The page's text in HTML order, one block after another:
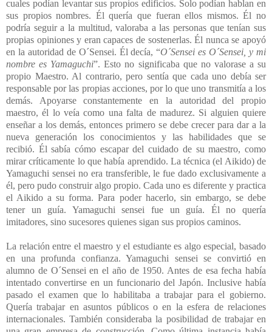
cuales podían levantar sus propios edificios. Solo podían hablan en
sus propios nombres. Él quería que fueran ellos mismos. Él no
podría seguir a la multitud, valoraba a las personas que tenían sus
propias opiniones y eran capaces de sostenerlas. Él nunca se apoyó
en la autoridad de O´Sensei. Él decía, “O´Sensei es O´Sensei, y mi
nombre es Yamaguchi”. Esto no significaba que no valorase a su
propio Maestro. Al contrario, pero sentía que cada uno debía ser
responsable por las propias acciones, por lo que uno transmitía a los
demás. Apoyarse constantemente en la autoridad del propio
maestro, él lo veía como una falta de madurez. Si alguien quiere
enseñar a los demás, entonces primero se debe crecer para dar a la
nueva generación los conocimientos y las habilidades que se
recibió. Él sabía cómo escapar del cuidado de su maestro, como
mirar críticamente lo que había aprendido. La técnica (el Aikido) de
Yamaguchi sensei no era transferible, le fue dado exclusivamente a
él, pero pudo construir algo propio. Cada uno es diferente y practica
el Aikido a su forma. Para poder hacerlo, sin embargo, se debe
tener un guía. Yamaguchi sensei fue un guía. Él no quería
imitadores, sino sucesores quienes sigan sus propios caminos.
La relación entre el maestro y el estudiante es algo especial, basado
en una profunda confianza. Yamaguchi sensei se convirtió en
alumno de O´Sensei en el año de 1950. Antes de esa fecha había
intentado convertirse en un funcionario del Japón. Inclusive había
pasado el examen que lo habilitaba a trabajar para el gobierno.
Quería trabajar en asuntos públicos o en la esfera de relaciones
internacionales. También consideraba la posibilidad de trabajar en